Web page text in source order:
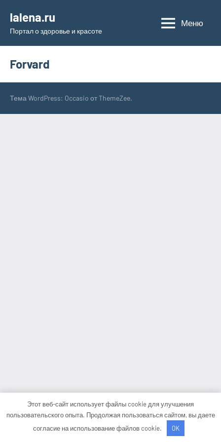
содержимому
lalena.ru
Портал о здоровье и красоте
Меню
Forvard
Тема WordPress: Occasio от ThemeZee.
Этот веб-сайт использует файлы cookie для улучшения
пользовательского опыта. Продолжая пользоваться сайтом, вы даете
согласие на использование файлов cookie.
OK